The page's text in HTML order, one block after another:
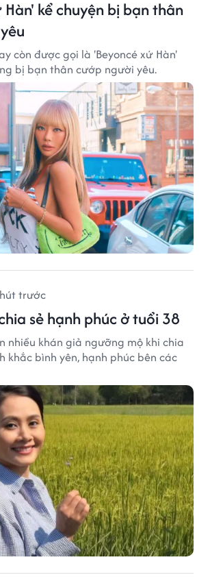
kể chuyện bị bạn thân
còn được gọi là 'Beyoncé xứ Hàn'
bị bạn thân cướp người yêu.
trước
sẻ hạnh phúc ở tuổi 38
nhiều khán giả ngưỡng mộ khi chia
khắc bình yên, hạnh phúc bên các